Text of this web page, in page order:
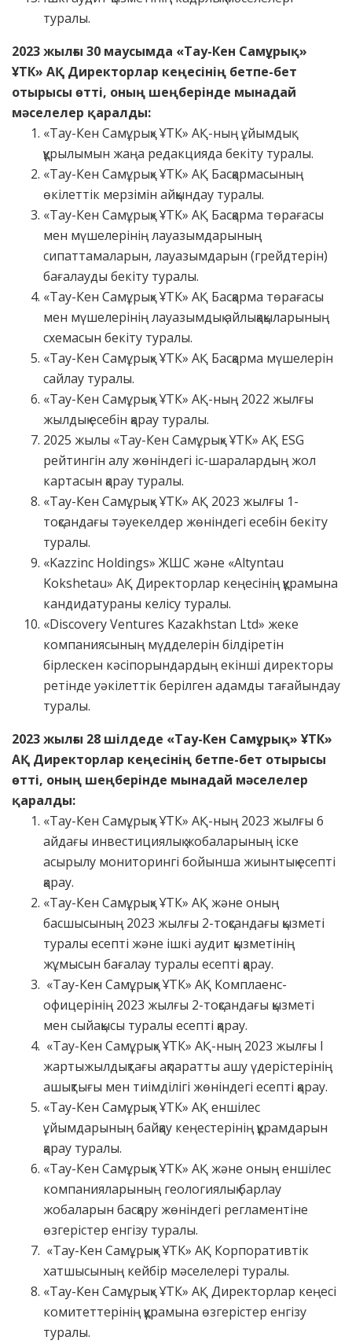
туралы.
2023 жылғы 30 маусымда «Тау-Кен Самұрық»
ҰТК» АҚ Директорлар кеңесінің бетпе-бет
отырысы өтті, оның шеңберінде мынадай
мәселелер қаралды:
«Тау-Кен Самұрық» ҰТК» АҚ-ның ұйымдық
құрылымын жаңа редакцияда бекіту туралы.
«Тау-Кен Самұрық» ҰТК» АҚ Басқармасының
өкілеттік мерзімін айқындау туралы.
«Тау-Кен Самұрық» ҰТК» АҚ Басқарма төрағасы
мен мүшелерінің лауазымдарының
сипаттамаларын, лауазымдарын (грейдтерін)
бағалауды бекіту туралы.
«Тау-Кен Самұрық» ҰТК» АҚ Басқарма төрағасы
мен мүшелерінің лауазымдық айлықақыларының
схемасын бекіту туралы.
«Тау-Кен Самұрық» ҰТК» АҚ Басқарма мүшелерін
сайлау туралы.
«Тау-Кен Самұрық» ҰТК» АҚ-ның 2022 жылғы
жылдық есебін қарау туралы.
2025 жылы «Тау-Кен Самұрық» ҰТК» АҚ ESG
рейтингін алу жөніндегі іс-шаралардың жол
картасын қарау туралы.
«Тау-Кен Самұрық» ҰТК» АҚ 2023 жылғы 1-
тоқсандағы тәуекелдер жөніндегі есебін бекіту
туралы.
«Kazzinc Holdings» ЖШС және «Altyntau
Kokshetau» АҚ Директорлар кеңесінің құрамына
кандидатураны келісу туралы.
«Discovery Ventures Kazakhstan Ltd» жеке
компаниясының мүдделерін білдіретін
бірлескен кәсіпорындардың екінші директоры
ретінде уәкілеттік берілген адамды тағайындау
туралы.
2023 жылғы 28 шілдеде «Тау-Кен Самұрық» ҰТК»
АҚ Директорлар кеңесінің бетпе-бет отырысы
өтті, оның шеңберінде мынадай мәселелер
қаралды:
«Тау-Кен Самұрық» ҰТК» АҚ-ның 2023 жылғы 6
айдағы инвестициялық жобаларының іске
асырылу мониторингі бойынша жиынтық есепті
қарау.
«Тау-Кен Самұрық» ҰТК» АҚ және оның
басшысының 2023 жылғы 2-тоқсандағы қызметі
туралы есепті және ішкі аудит қызметінің
жұмысын бағалау туралы есепті қарау.
«Тау-Кен Самұрық» ҰТК» АҚ Комплаенс-
офицерінің 2023 жылғы 2-тоқсандағы қызметі
мен сыйақысы туралы есепті қарау.
«Тау-Кен Самұрық» ҰТК» АҚ-ның 2023 жылғы I
жартыжылдықтағы ақпаратты ашу үдерістерінің
ашықтығы мен тиімділігі жөніндегі есепті қарау.
«Тау-Кен Самұрық» ҰТК» АҚ еншілес
ұйымдарының байқау кеңестерінің құрамдарын
қарау туралы.
«Тау-Кен Самұрық» ҰТК» АҚ және оның еншілес
компанияларының геологиялық барлау
жобаларын басқару жөніндегі регламентіне
өзгерістер енгізу туралы.
«Тау-Кен Самұрық» ҰТК» АҚ Корпоративтік
хатшысының кейбір мәселелері туралы.
«Тау-Кен Самұрық» ҰТК» АҚ Директорлар кеңесі
комитеттерінің құрамына өзгерістер енгізу
туралы.